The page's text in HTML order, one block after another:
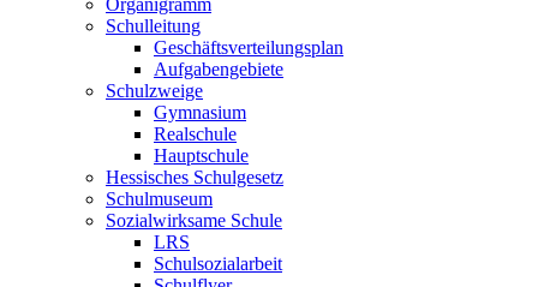
Organigramm
Schulleitung
Geschäftsverteilungsplan
Aufgabengebiete
Schulzweige
Gymnasium
Realschule
Hauptschule
Hessisches Schulgesetz
Schulmuseum
Sozialwirksame Schule
LRS
Schulsozialarbeit